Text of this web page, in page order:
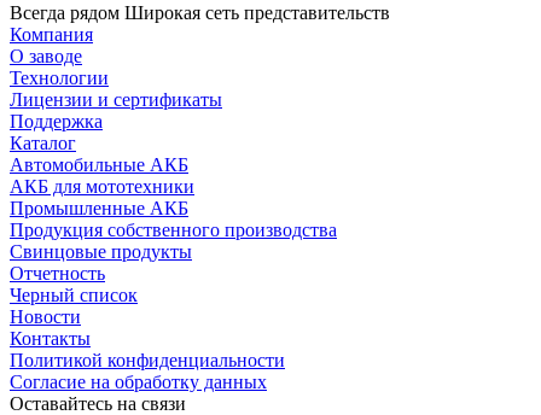
Всегда рядом Широкая сеть представительств
Компания
О заводе
Технологии
Лицензии и сертификаты
Поддержка
Каталог
Автомобильные АКБ
АКБ для мототехники
Промышленные АКБ
Продукция собственного производства
Свинцовые продукты
Отчетность
Черный список
Новости
Контакты
Политикой конфиденциальности
Согласие на обработку данных
Оставайтесь на связи